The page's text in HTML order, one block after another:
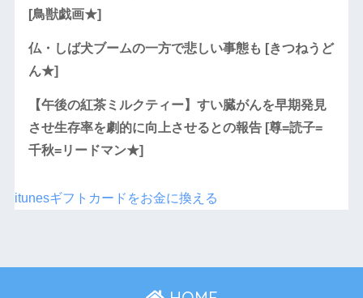
[鳥獣戯画★]
仏・しば犬ブームの一方で悲しい事態も [きつねうど
ん★]
【午後の紅茶ミルクティー】すい臓がんを早期発見
させ生存率を劇的に向上させるとの報告 [尊=読子=
千秋=リードマン★]
itunesギフトカードをお金に換える